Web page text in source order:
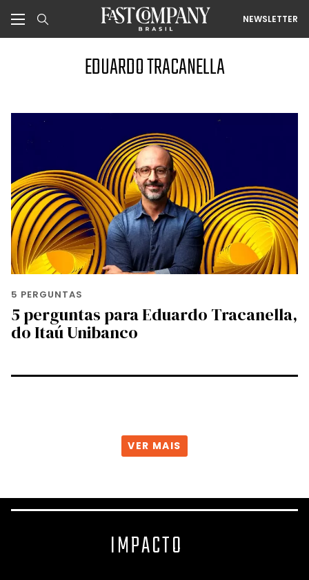
NEWSLETTER
EDUARDO TRACANELLA
5 PERGUNTAS
5 perguntas para Eduardo Tracanella,
do Itaú Unibanco
VER MAIS
IMPACTO